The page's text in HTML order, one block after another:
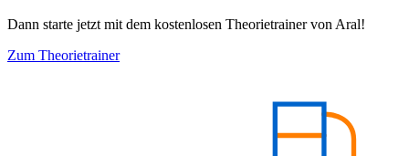
Dann starte jetzt mit dem kostenlosen Theorietrainer von Aral!
Zum Theorietrainer